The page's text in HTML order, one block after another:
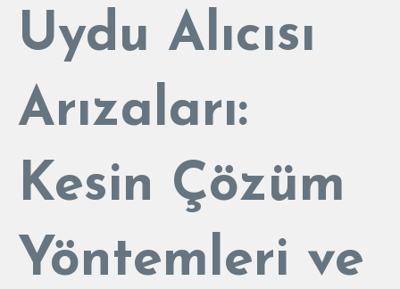
Uydu Alıcısı
Arızaları:
Kesin Çözüm
Yöntemleri ve